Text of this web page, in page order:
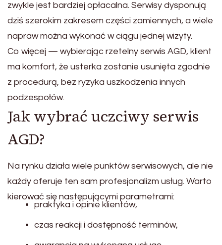
zwykle jest bardziej opłacalna. Serwisy dysponują
dziś szerokim zakresem części zamiennych, a wiele
napraw można wykonać w ciągu jednej wizyty.
Co więcej — wybierając rzetelny serwis AGD, klient
ma komfort, że usterka zostanie usunięta zgodnie
z procedurą, bez ryzyka uszkodzenia innych
podzespołów.
Jak wybrać uczciwy serwis
AGD?
Na rynku działa wiele punktów serwisowych, ale nie
każdy oferuje ten sam profesjonalizm usług. Warto
kierować się następującymi parametrami:
praktyka i opinie klientów,
czas reakcji i dostępność terminów,